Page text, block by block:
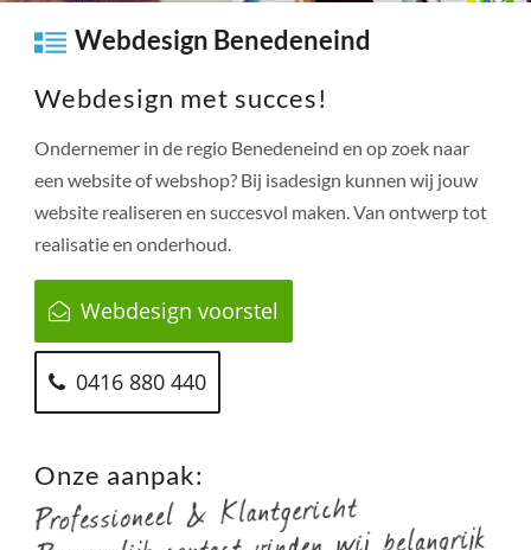
Webdesign Benedeneind
Webdesign met succes!
Ondernemer in de regio Benedeneind en op zoek naar
een website of webshop? Bij isadesign kunnen wij jouw
website realiseren en succesvol maken. Van ontwerp tot
realisatie en onderhoud.
Webdesign voorstel
0416 880 440
Onze aanpak: